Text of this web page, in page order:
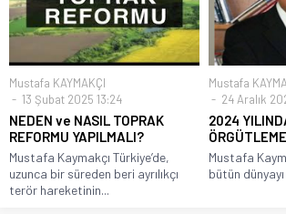
Mustafa KAYMAKÇI
13 Şubat 2025 13:24
NEDEN ve NASIL TOPRAK
REFORMU YAPILMALI?
Mustafa Kaymakçı Türkiye’de,
uzunca bir süreden beri ayrılıkçı
terör hareketinin...
Mustafa
24 Aralık
2024
Mustafa
bütün